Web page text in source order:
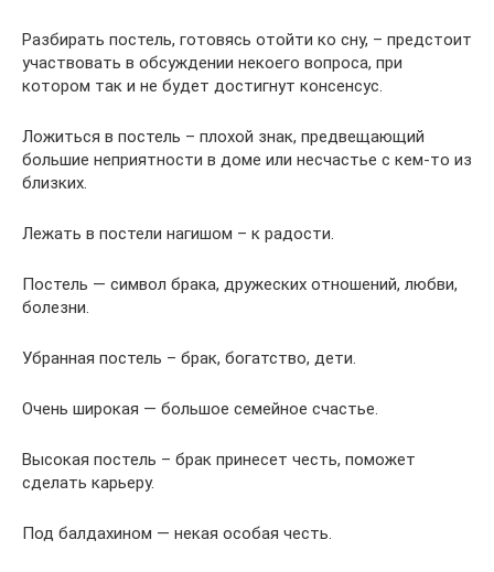
Разбирать постель, готовясь отойти ко сну, – предстоит
участвовать в обсуждении некоего вопроса, при
котором так и не будет достигнут консенсус.
Ложиться в постель – плохой знак, предвещающий
большие неприятности в доме или несчастье с кем-то из
близких.
Лежать в постели нагишом – к радости.
Постель — символ брака, дружеских отношений, любви,
болезни.
Убранная постель – брак, богатство, дети.
Очень широкая — большое семейное счастье.
Высокая постель – брак принесет честь, поможет
сделать карьеру.
Под балдахином — некая особая честь.